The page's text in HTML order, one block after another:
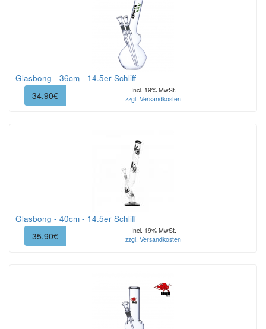
Glasbong - 36cm - 14.5er Schliff
34.90€
Incl. 19% MwSt.
zzgl. Versandkosten
Glasbong - 40cm - 14.5er Schliff
35.90€
Incl. 19% MwSt.
zzgl. Versandkosten